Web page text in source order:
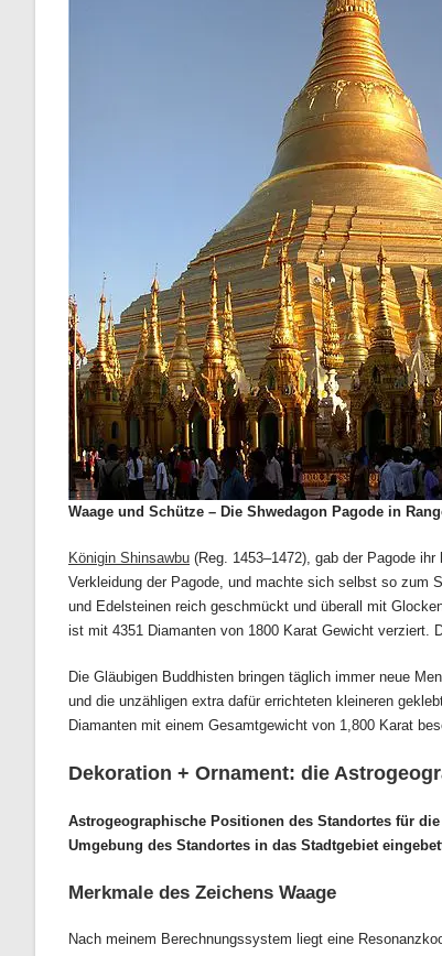
Waage und Schütze – Die Shwedagon Pagode in
Königin Shinsawbu (Reg. 1453–1472), gab der Pagode
Verkleidung der Pagode, und machte sich selbst so zum
und Edelsteinen reich geschmückt und überall mit
ist mit 4351 Diamanten von 1800 Karat Gewicht verziert.
Die Gläubigen Buddhisten bringen täglich immer neue
und die unzähligen extra dafür errichteten kleineren
Diamanten mit einem Gesamtgewicht von 1,800 Karat
Dekoration + Ornament: die
Astrogeographische Positionen des Standortes für
Umgebung des Standortes in das Stadtgebiet
Merkmale des Zeichens Waage
Nach meinem Berechnungssystem liegt eine